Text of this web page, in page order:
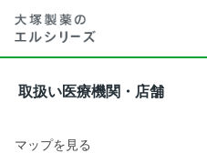
取扱い医療機関・店舗
マップを見る